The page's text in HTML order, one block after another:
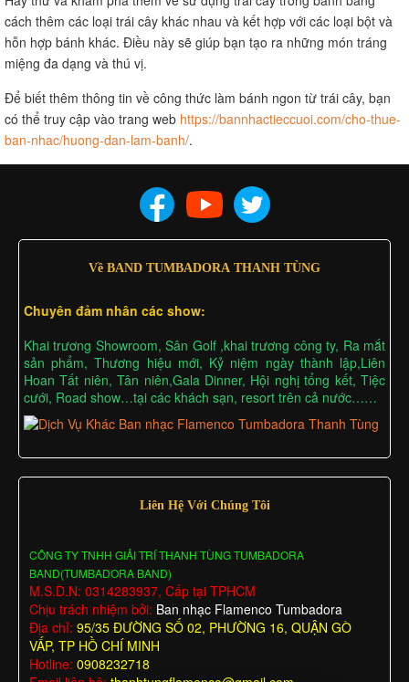
cách thêm các loại trái cây khác nhau và kết hợp với các loại bột và
hỗn hợp bánh khác. Điều này sẽ giúp bạn tạo ra những món tráng
miệng đa dạng và thú vị.
Để biết thêm thông tin về công thức làm bánh ngon từ trái cây, bạn
có thể truy cập vào trang web https://bannhactieccuoi.com/cho-thue-
ban-nhac/huong-dan-lam-banh/.
Về BAND TUMBADORA THANH TÙNG
Chuyên đảm nhân các show:
Khai trương Showroom, Sân Golf ,khai trương công ty, Ra mắt
sản phẩm, Thương hiệu mới, Kỷ niệm ngày thành lập,Liên
Hoan Tất niên, Tân niên,Gala Dinner, Hội nghị tổng kết, Tiệc
cưới, Road show…tại các khách sạn, resort trên cả nước……
Liên Hệ Với Chúng Tôi
CÔNG TY TNHH GIẢI TRÍ THANH TÙNG TUMBADORA
BAND(TUMBADORA BAND)
M.S.D.N: 0314283937, Cấp tại TPHCM
Chịu trách nhiệm bởi: Ban nhạc Flamenco Tumbadora
Địa chỉ: 95/35 ĐƯỜNG SỐ 02, PHƯỜNG 16, QUẬN GÒ
VẤP, TP HỒ CHÍ MINH
Hotline: 0908232718